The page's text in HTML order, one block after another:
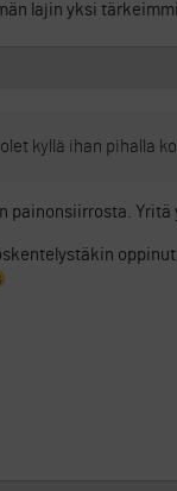
lajin yksi
kyllä ihan pihalla
painonsiirrosta. Yritä